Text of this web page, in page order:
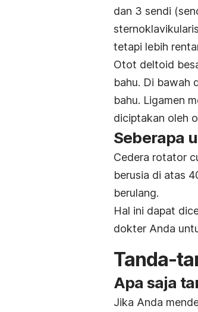
dan 3 sendi
tetapi lebih
Otot deltoid
bahu. Di bawah
bahu. Ligamen
diciptakan oleh
Seberapa
Cedera rotator
berusia di atas
berulang.
Hal ini dapat
dokter Anda
Tanda-
Apa saja
Jika Anda